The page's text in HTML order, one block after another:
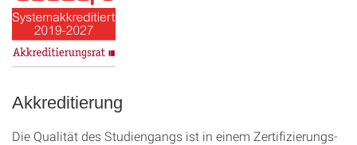
Akkreditierung
Die Qualität des Studien­gangs ist in einem Zer­ti­fizier­ungs­